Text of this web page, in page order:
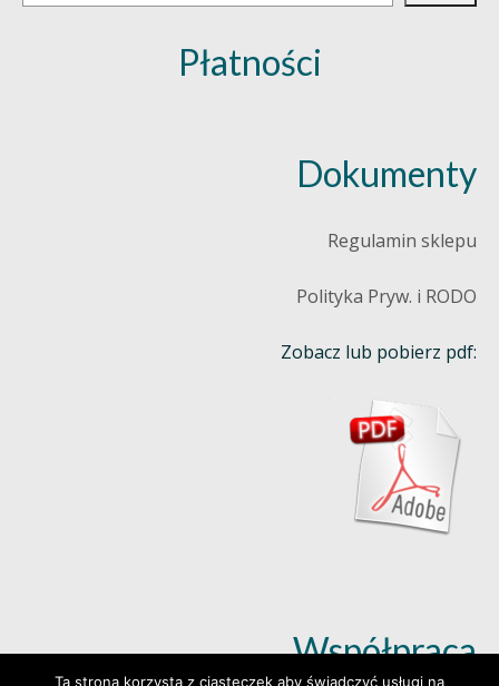
Płatności
Dokumenty
Regulamin sklepu
Polityka Pryw. i RODO
Zobacz lub pobierz pdf:
Współpraca
Ta strona korzysta z ciasteczek aby świadczyć usługi na